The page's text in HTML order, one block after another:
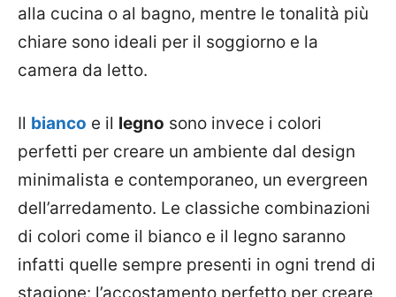
alla cucina o al bagno, mentre le tonalità più
chiare sono ideali per il soggiorno e la
camera da letto.
Il bianco e il legno sono invece i colori
perfetti per creare un ambiente dal design
minimalista e contemporaneo, un evergreen
dell’arredamento. Le classiche combinazioni
di colori come il bianco e il legno saranno
infatti quelle sempre presenti in ogni trend di